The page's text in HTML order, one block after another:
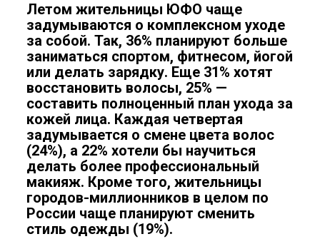
Летом жительницы ЮФО чаще
задумываются о комплексном уходе
за собой. Так, 36% планируют больше
заниматься спортом, фитнесом, йогой
или делать зарядку. Еще 31% хотят
восстановить волосы, 25% —
составить полноценный план ухода за
кожей лица. Каждая четвертая
задумывается о смене цвета волос
(24%), а 22% хотели бы научиться
делать более профессиональный
макияж. Кроме того, жительницы
городов-миллионников в целом по
России чаще планируют сменить
стиль одежды (19%).